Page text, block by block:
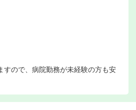
ので、病院勤務が未経験の方も安